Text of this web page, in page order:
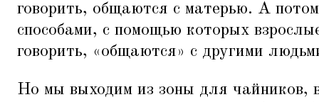
говорить, общаются с матерью. А
способами, с помощью которых
говорить, «общаются» с другими
Но мы выходим из зоны для чайников,